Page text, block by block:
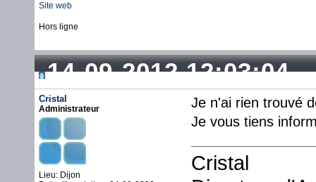
Site web
Hors ligne
14-09-2012 12:03:04
Cristal
Administrateur
Lieu: Dijon
Je n'ai rien trouvé
Je vous tiens
Cristal